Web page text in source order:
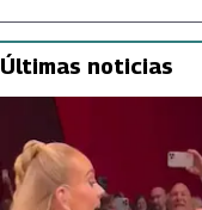
Últimas noticias